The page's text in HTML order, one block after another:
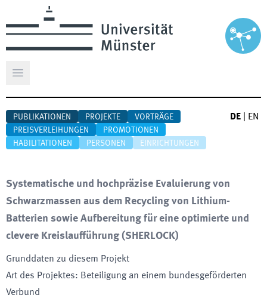
Hauptmenü öffnen
PUBLIKATIONEN PROJEKTE
VORTRÄGE
PREISVERLEIHUNGEN
PROMOTIONEN
HABILITATIONEN
PERSONEN EINRICHTUNGEN
DE EN
Systematische und hochpräzise Evaluierung von
Schwarzmassen aus dem Recycling von Lithium-
Batterien sowie Aufbereitung für eine optimierte und
clevere Kreislaufführung(SHERLOCK)
Grunddaten zu diesem Projekt
Art des Projektes: Beteiligung an einem bundesgeförderten
Verbund